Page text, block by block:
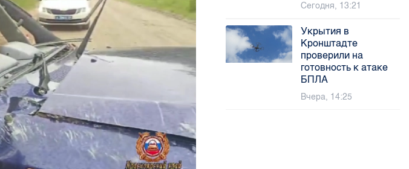
Сегодня, 13:21
Укрытия в
Кронштадте
проверили на
готовность к атаке
БПЛА
Вчера, 14:25